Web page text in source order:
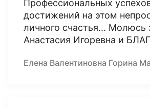
Профессиональных
достижений на этом
личного счастья... Молюсь
Анастасия Игоревна и
Елена Валентиновна Горина